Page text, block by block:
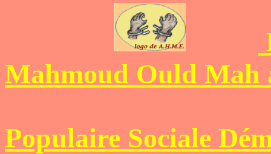
Mahmoud Ould Mah
Populaire Sociale